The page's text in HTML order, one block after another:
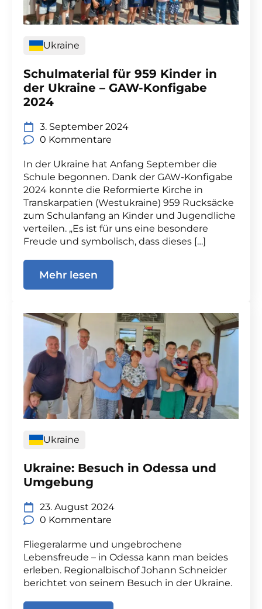
Ukraine
Schulmaterial für 959 Kinder in
der Ukraine – GAW-Konfigabe
2024
3. September 2024
0 Kommentare
In der Ukraine hat Anfang September die
Schule begonnen. Dank der GAW-Konfigabe
2024 konnte die Reformierte Kirche in
Transkarpatien (Westukraine) 959 Rucksäcke
zum Schulanfang an Kinder und Jugendliche
verteilen. „Es ist für uns eine besondere
Freude und symbolisch, dass dieses […]
Mehr lesen
Ukraine
Ukraine: Besuch in Odessa und
Umgebung
23. August 2024
0 Kommentare
Fliegeralarme und ungebrochene
Lebensfreude – in Odessa kann man beides
erleben. Regionalbischof Johann Schneider
berichtet von seinem Besuch in der Ukraine.